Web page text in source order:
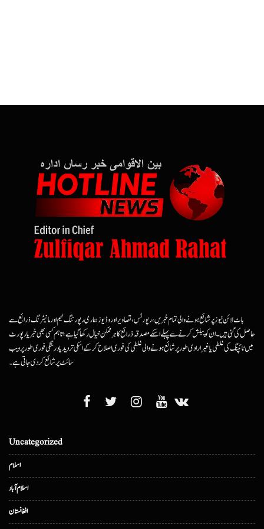
ہاٹ لائن نیوز پر شائع ہونے والی تمام خبریں، رپورٹس، تصاویر اور وڈیوز ہماری رپورٹنگ ٹیم اور مانیٹرنگ ذرائع سے
حاصل کی گئی ہیں۔ ان کو پبلش کرنے سے پہلے اسکے مصدقہ ذرائع کا ہرممکن خیال رکھا گیا ہے، تاہم کسی بھی خبر یا رپورٹ
میں ٹائپنگ کی غلطی یا غیرارادی طور پر شائع ہونے والی غلطی کی فوری اصلاح کرکے اسکی تردید یا درستگی فوری طور پر ویب
سائٹ پر شائع کردی جاتی ہے۔
Uncategorized
اسلام
اسلام آباد
افغانستان